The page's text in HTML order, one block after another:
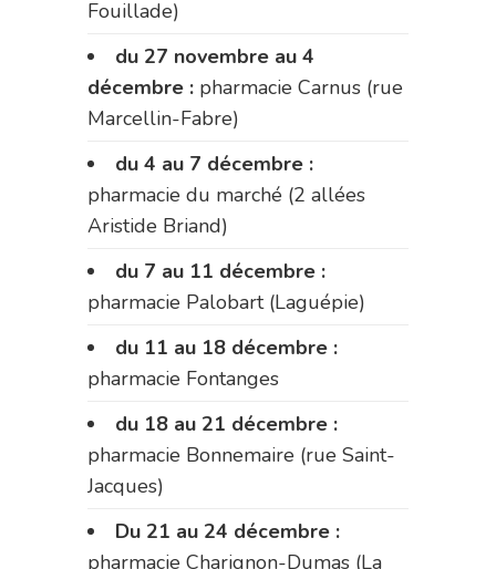
Fouillade)
du 27 novembre au 4
décembre : pharmacie Carnus (rue
Marcellin-Fabre)
du 4 au 7 décembre :
pharmacie du marché (2 allées
Aristide Briand)
du 7 au 11 décembre :
pharmacie Palobart (Laguépie)
du 11 au 18 décembre :
pharmacie Fontanges
du 18 au 21 décembre :
pharmacie Bonnemaire (rue Saint-
Jacques)
Du 21 au 24 décembre :
pharmacie Charignon-Dumas (La